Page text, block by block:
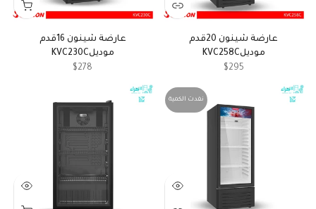
عارضة شينون 20قدم
موديلKVC258C
$295
عارضة شينون 16قدم
موديلKVC230C
$278
نفدت الكمية